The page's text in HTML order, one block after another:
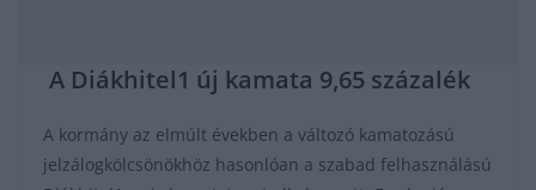
A Diákhitel1 új kamata 9,65 százalék
A kormány az elmúlt években a változó kamatozású
jelzálogkölcsönökhöz hasonlóan a szabad felhasználású